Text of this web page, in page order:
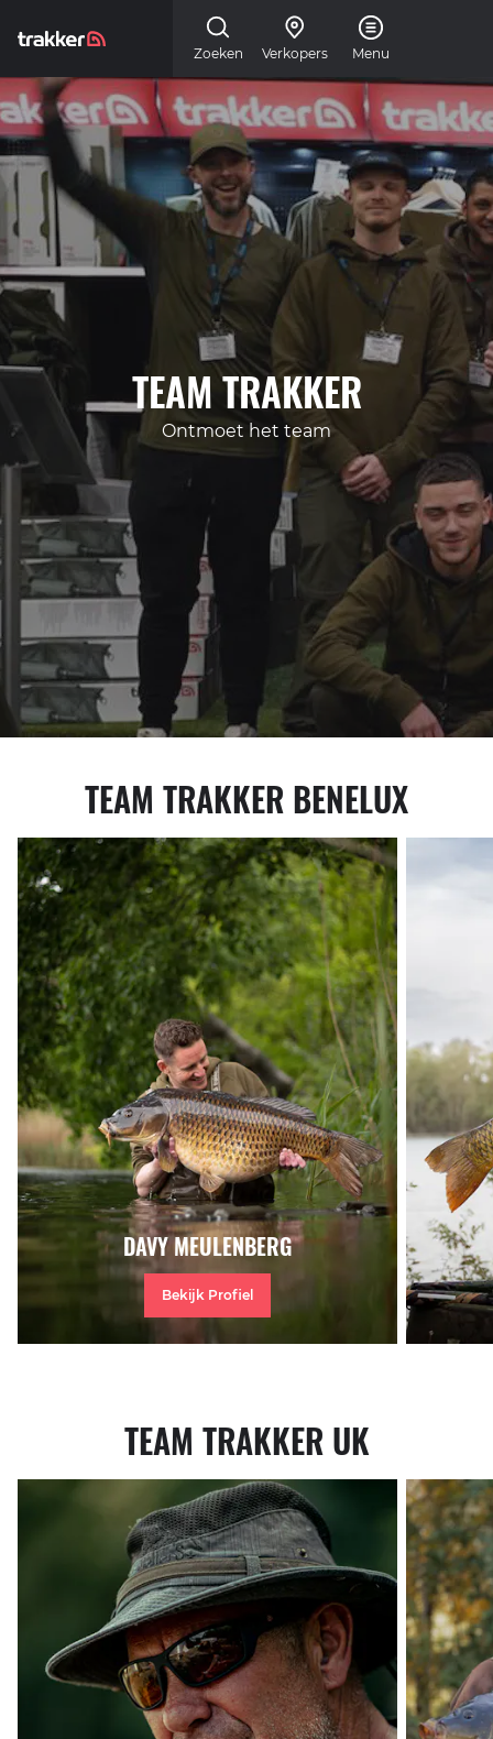
Zoeken Verkopers Menu
TEAM TRAKKER
Ontmoet het team
TEAM TRAKKER BENELUX
DAVY MEULENBERG
Bekijk Profiel
TEAM TRAKKER UK